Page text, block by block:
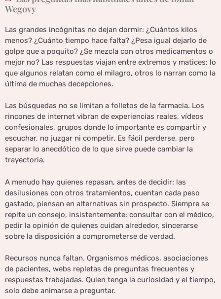
Wegovy
Las grandes incógnitas no dejan dormir: ¿Cuántos kilos
menos? ¿Cuánto tiempo hace falta? ¿Pesa igual dejarlo de
golpe que a poquito? ¿Se mezcla con otros medicamentos o
mejor no? Las respuestas viajan entre extremos y matices; lo
que algunos relatan como el milagro, otros lo narran como la
última de muchas decepciones.
Las búsquedas no se limitan a folletos de la farmacia. Los
rincones de internet vibran de experiencias reales, vídeos
confesionales, grupos donde lo importante es compartir y
escuchar, no juzgar ni competir. Es fácil perderse, pero
separar lo anecdótico de lo que sirve puede cambiar la
trayectoria.
A menudo hay quienes repasan, antes de decidir: las
desilusiones con otros tratamientos, cuentan cada peso
gastado, piensan en alternativas sin prospecto. Siempre se
repite un consejo, insistentemente: consultar con el médico,
pedir la opinión de quienes cuidan alrededor, sincerarse
sobre la disposición a comprometerse de verdad.
Recursos nunca faltan. Organismos médicos, asociaciones
de pacientes, webs repletas de preguntas frecuentes y
respuestas trabajadas. Quien tenga la curiosidad y el tiempo,
solo debe animarse a preguntar.